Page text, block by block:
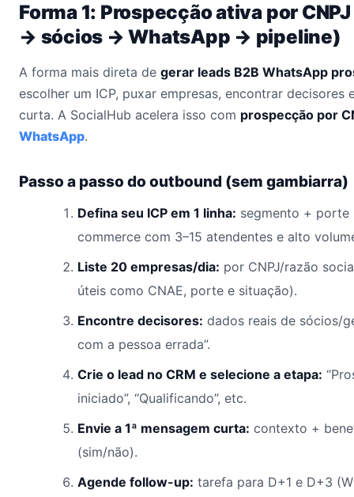
Forma 1: Prospecção ativa por
→ sócios → WhatsApp → pipeline)
A forma mais direta de gerar leads B2B WhatsApp
escolher um ICP, puxar empresas, encontrar decisores
curta. A SocialHub acelera isso com prospecção por
WhatsApp.
Passo a passo do outbound (sem gambiarra)
Defina seu ICP em 1 linha: segmento + porte
commerce com 3–15 atendentes e alto
Liste 20 empresas/dia: por CNPJ/razão
úteis como CNAE, porte e situação).
Encontre decisores: dados reais de sócios/
com a pessoa errada”.
Crie o lead no CRM e selecione a etapa:
iniciado”, “Qualificando”, etc.
Envie a 1ª mensagem curta: contexto +
(sim/não).
Agende follow-up: tarefa para D+1 e D+3